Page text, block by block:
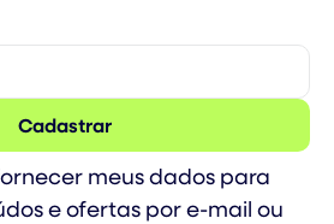
meus dados para
e ofertas por e-mail ou